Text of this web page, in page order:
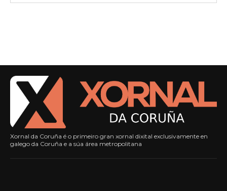
Xornal da Coruña é o primeiro gran xornal dixital exclusivamente en
galego da Coruña e a súa área metropolitana